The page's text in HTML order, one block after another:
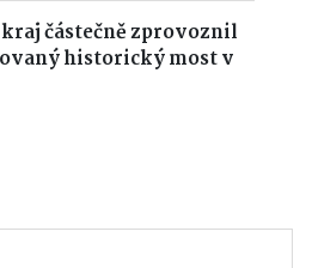
částečně zprovoznil
historický most v